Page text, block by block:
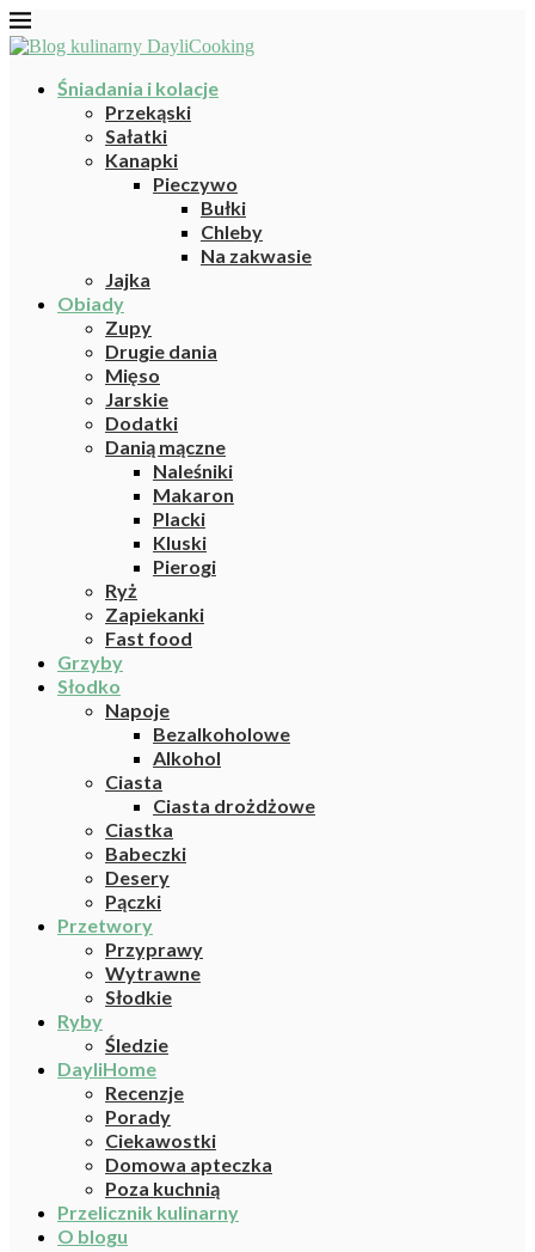
Śniadania i kolacje
Przekąski
Sałatki
Kanapki
Pieczywo
Bułki
Chleby
Na zakwasie
Jajka
Obiady
Zupy
Drugie dania
Mięso
Jarskie
Dodatki
Danią mączne
Naleśniki
Makaron
Placki
Kluski
Pierogi
Ryż
Zapiekanki
Fast food
Grzyby
Słodko
Napoje
Bezalkoholowe
Alkohol
Ciasta
Ciasta drożdżowe
Ciastka
Babeczki
Desery
Pączki
Przetwory
Przyprawy
Wytrawne
Słodkie
Ryby
Śledzie
DayliHome
Recenzje
Porady
Ciekawostki
Domowa apteczka
Poza kuchnią
Przelicznik kulinarny
O blogu